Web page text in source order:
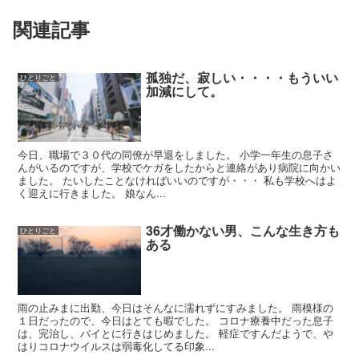
関連記事
ひとりごと 孤独だ、寂しい・・・・もういい
加減にして。
今日、職場で３０代の同僚が早退をしました。 小学一年生の息子さ
んがいるのですが、学校でケガをしたからと連絡があり病院に向かい
ました。 たいしたことなければいいのですが・・・ 私も学校へはよ
く迎えに行きました。 娘なん...
ひとりごと 36才働かない男、こんな生き方も
ある
雨の止みまに出勤、今日はそんなに濡れずにすみました。 雨模様の
１日だったので、今日はとても暇でした。 コロナ療養中だった息子
は、完治し、バイとに行きはじめました。 軽症ですんだようで、や
はりコロナウイルスは弱毒化してる印象...